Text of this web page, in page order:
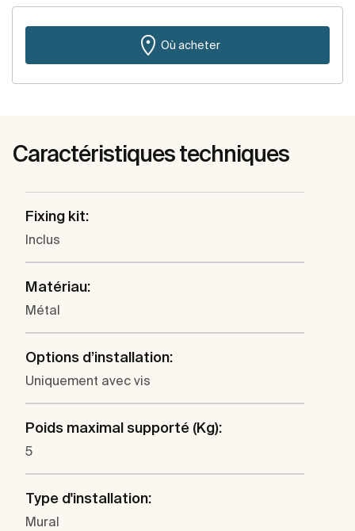
Où acheter
Caractéristiques techniques
Fixing kit:
Inclus
Matériau:
Métal
Options d’installation:
Uniquement avec vis
Poids maximal supporté (Kg):
5
Type d'installation:
Mural